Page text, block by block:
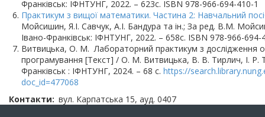
Франківськ: ІФНТУНГ, 2022. – 623с. ISBN 978-966-694-410-1
Практикум з вищої математики. Частина 2: Навчальний
Мойсишин, Я.І. Савчук, А.І. Бандура та ін.; За ред. В.М.
Івано-Франківськ: ІФНТУНГ, 2022. – 658с. ISBN 978-966-
Витвицька, О. М. Лабораторний практикум з дослідження
програмування [Текст] / О. М. Витвицька, В. В. Тирлич, І. Р.
Франківськ : ІФНТУНГ, 2024. – 68 с. https://
doc_id=477068
Контакти
вул. Карпатська 15, ауд. 0407